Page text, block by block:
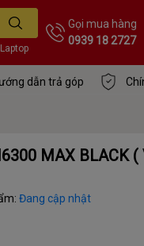
Laptop
Gọi mua hàng
0939 18 2727
dẫn trả góp
MAX BLACK (
Đang cập nhật